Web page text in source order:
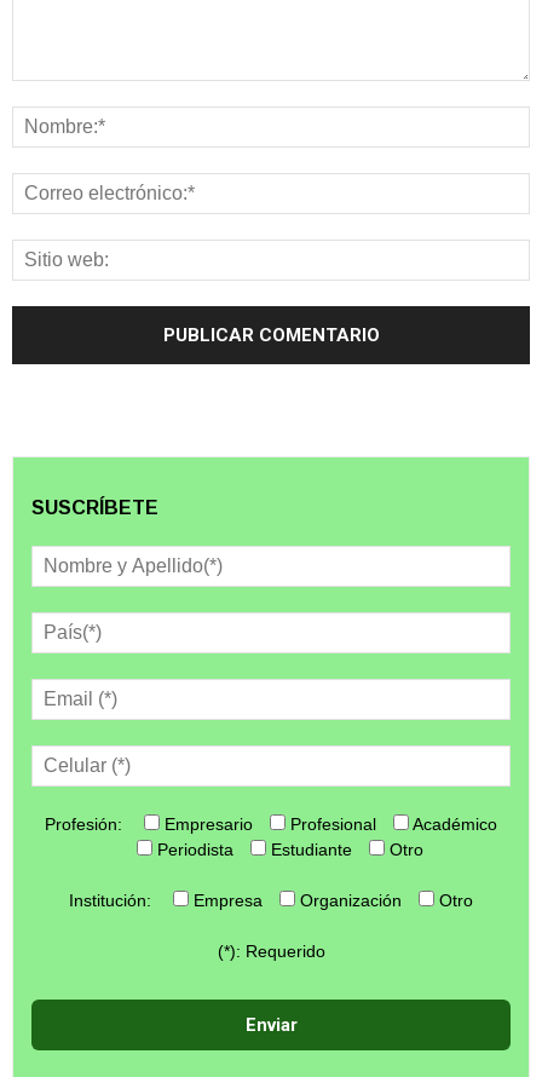
SUSCRÍBETE
Profesión: Empresario Profesional
Académico
Periodista
Estudiante Otro
Institución: Empresa Organización Otro
(*): Requerido